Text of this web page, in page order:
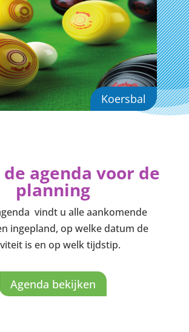
Koersbal
agenda voor de
planning
vindt u alle aankomende
ingepland, op welke datum de
is en op welk tijdstip.
Agenda bekijken